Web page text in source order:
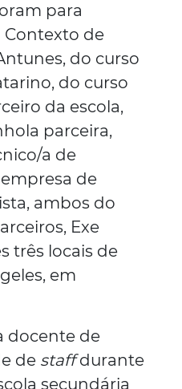
para
Contexto de
do curso
do curso
da escola,
parceira,
a de
de
ambos do
Exe
três locais de
em
docente de
de staffdurante
secundária